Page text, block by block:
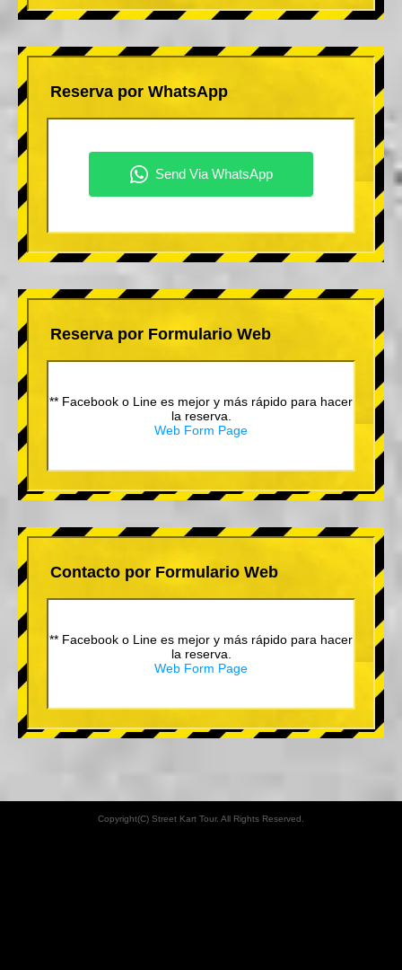
Reserva por WhatsApp
Reserva por Formulario Web
** Facebook o Line es mejor y más rápido para hacer
la reserva.
Web Form Page
Contacto por Formulario Web
** Facebook o Line es mejor y más rápido para hacer
la reserva.
Web Form Page
Copyright(C) Street Kart Tour. All Rights Reserved.